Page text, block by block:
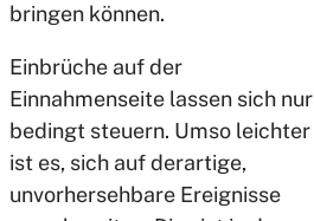
bringen können.
Einbrüche auf der
Einnahmenseite lassen sich nur
bedingt steuern. Umso leichter
ist es, sich auf derartige,
unvorhersehbare Ereignisse